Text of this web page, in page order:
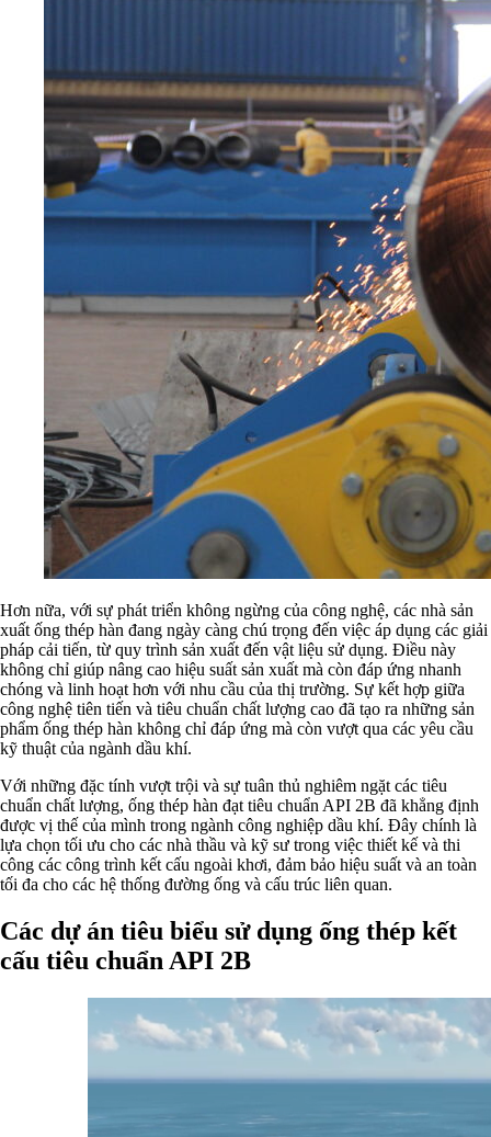
Hơn nữa, với sự phát triển không ngừng của công nghệ, các nhà sản
xuất ống thép hàn đang ngày càng chú trọng đến việc áp dụng các giải
pháp cải tiến, từ quy trình sản xuất đến vật liệu sử dụng. Điều này
không chỉ giúp nâng cao hiệu suất sản xuất mà còn đáp ứng nhanh
chóng và linh hoạt hơn với nhu cầu của thị trường. Sự kết hợp giữa
công nghệ tiên tiến và tiêu chuẩn chất lượng cao đã tạo ra những sản
phẩm ống thép hàn không chỉ đáp ứng mà còn vượt qua các yêu cầu
kỹ thuật của ngành dầu khí.
Với những đặc tính vượt trội và sự tuân thủ nghiêm ngặt các tiêu
chuẩn chất lượng, ống thép hàn đạt tiêu chuẩn API 2B đã khẳng định
được vị thế của mình trong ngành công nghiệp dầu khí. Đây chính là
lựa chọn tối ưu cho các nhà thầu và kỹ sư trong việc thiết kế và thi
công các công trình kết cấu ngoài khơi, đảm bảo hiệu suất và an toàn
tối đa cho các hệ thống đường ống và cấu trúc liên quan.
Các dự án tiêu biểu sử dụng ống thép kết
cấu tiêu chuẩn API 2B